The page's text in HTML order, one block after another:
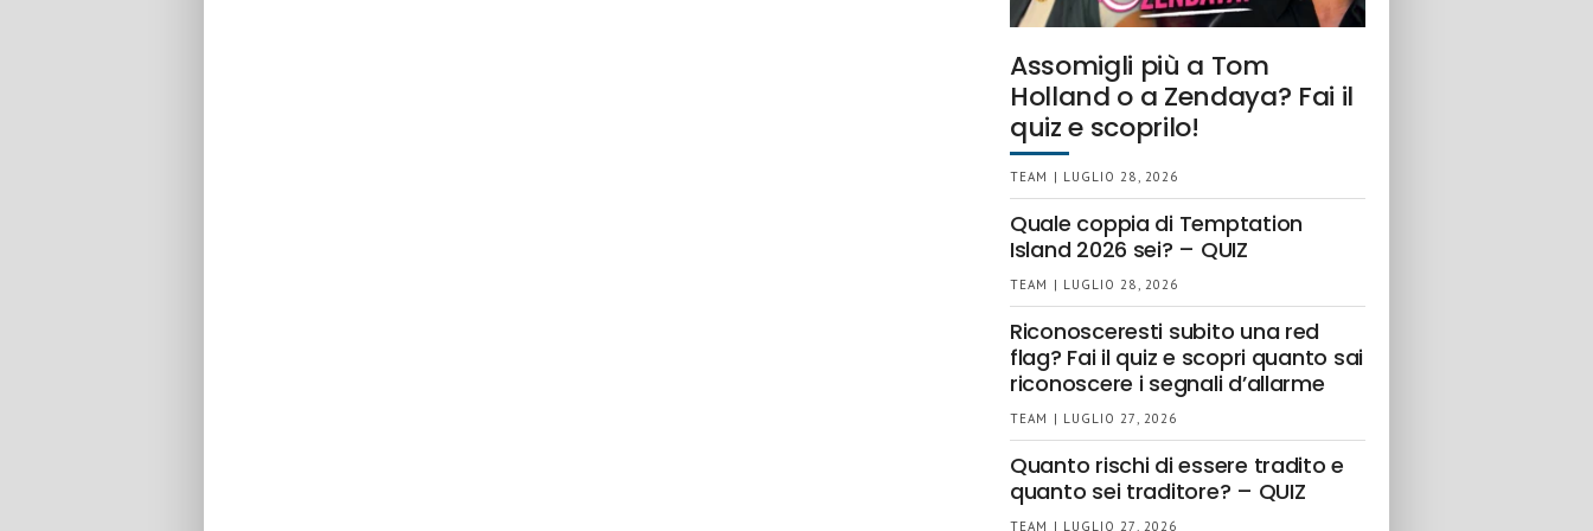
Assomigli più a Tom
Holland o a Zendaya? Fai il
quiz e scoprilo!
TEAM | LUGLIO 28, 2026
Quale coppia di Temptation
Island 2026 sei? – QUIZ
TEAM | LUGLIO 28, 2026
Riconosceresti subito una red
flag? Fai il quiz e scopri quanto sai
riconoscere i segnali d’allarme
TEAM | LUGLIO 27, 2026
Quanto rischi di essere tradito e
quanto sei traditore? – QUIZ
TEAM | LUGLIO 27, 2026